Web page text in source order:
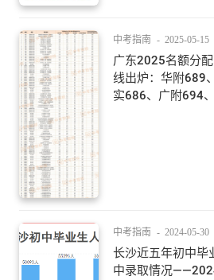
中考指南 - 2025-05-15
广东2025名额分
线出炉：华附689
实686、广附694
中考指南 - 2024-05-30
长沙近五年初中毕
中录取情况